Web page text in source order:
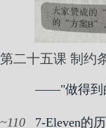
第二十五课 制约
——"做得到
110 7-Eleven的